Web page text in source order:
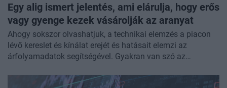
Egy alig ismert jelentés, ami elárulja, hogy erős
vagy gyenge kezek vásárolják az aranyat
Ahogy sokszor olvashatjuk, a technikai elemzés a piacon
lévő kereslet és kínálat erejét és hatásait elemzi az
árfolyamadatok segítségével. Gyakran van szó az
intézményi szereplők vásárolnak vagy adnak el nagy